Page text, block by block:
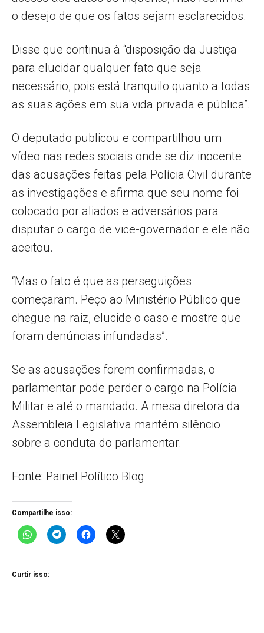
o desejo de que os fatos sejam esclarecidos.
Disse que continua à “disposição da Justiça
para elucidar qualquer fato que seja
necessário, pois está tranquilo quanto a todas
as suas ações em sua vida privada e pública”.
O deputado publicou e compartilhou um
vídeo nas redes sociais onde se diz inocente
das acusações feitas pela Polícia Civil durante
as investigações e afirma que seu nome foi
colocado por aliados e adversários para
disputar o cargo de vice-governador e ele não
aceitou.
“Mas o fato é que as perseguições
começaram. Peço ao Ministério Público que
chegue na raiz, elucide o caso e mostre que
foram denúncias infundadas”.
Se as acusações forem confirmadas, o
parlamentar pode perder o cargo na Polícia
Militar e até o mandado. A mesa diretora da
Assembleia Legislativa mantém silêncio
sobre a conduta do parlamentar.
Fonte: Painel Político Blog
Compartilhe isso:
Curtir isso: